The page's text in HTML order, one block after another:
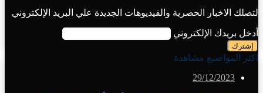
لتصلك الاخبار الحصرية والفيديوهات الجديدة علي البريد الإلكتروني
أدخل بريدك الإلكتروني
اكثر المواضيع مشاهدة
29/12/2023